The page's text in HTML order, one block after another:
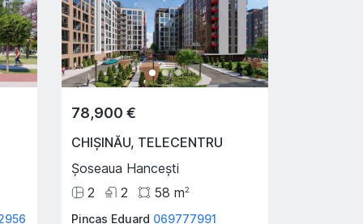
78,900 €
CHIȘINĂU, TELECENTRU
Șoseaua Hancești
2
2 58 m2
Pincas Eduard 069777991